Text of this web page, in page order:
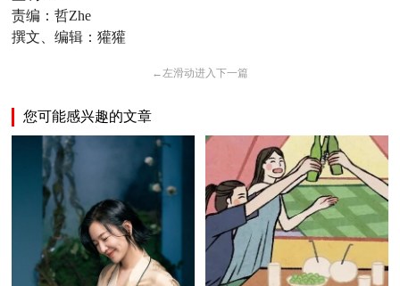
责编：哲Zhe
撰文、编辑：獾獾
← 左滑动进入下一篇
您可能感兴趣的文章